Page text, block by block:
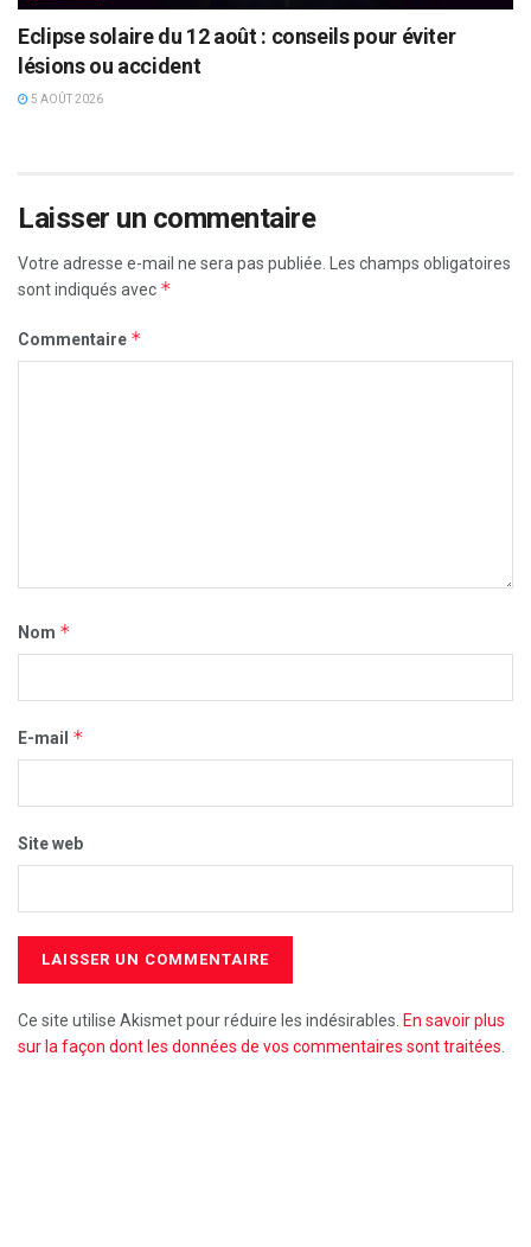
Eclipse solaire du 12 août : conseils pour éviter
lésions ou accident
5 AOÛT 2026
Laisser un commentaire
Votre adresse e-mail ne sera pas publiée. Les champs obligatoires
sont indiqués avec *
Commentaire *
Nom *
E-mail *
Site web
Ce site utilise Akismet pour réduire les indésirables. En savoir plus
sur la façon dont les données de vos commentaires sont traitées.